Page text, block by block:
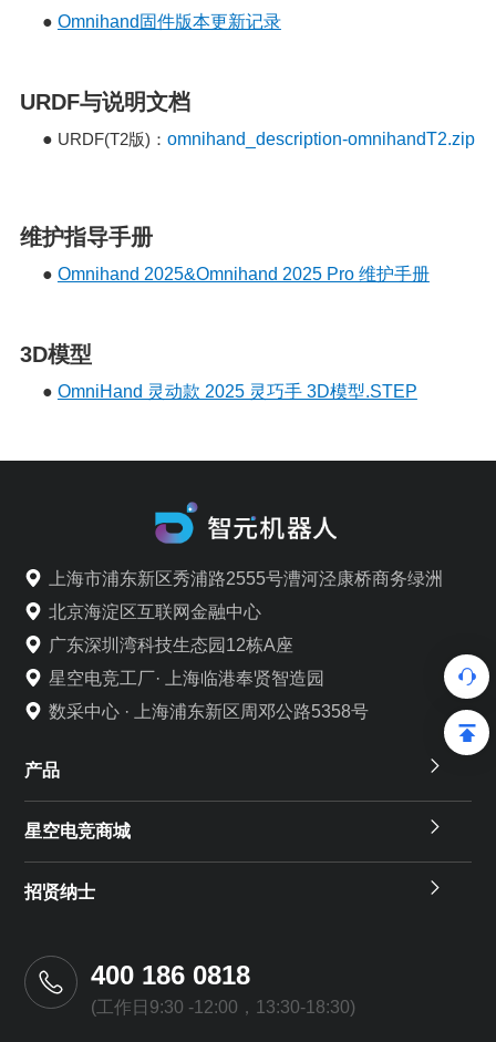
● Omnihand固件版本更新记录
URDF与说明文档
● URDF(T2版) ： omnihand_description-omnihandT2.zip
维护指导手册
● Omnihand 2025&Omnihand 2025 Pro 维护手册
3D模型
● OmniHand 灵动款 2025 灵巧手 3D模型.STEP
上海市浦东新区秀浦路2555号漕河泾康桥商务绿洲
北京海淀区互联网金融中心
广东深圳湾科技生态园12栋A座
星空电竞工厂· 上海临港奉贤智造园
数采中心 · 上海浦东新区周邓公路5358号
产品
星空电竞商城
招贤纳士
400 186 0818
(工作日9:30 -12:00，13:30-18:30)